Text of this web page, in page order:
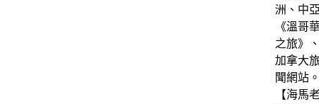
洲、中
《溫哥
之旅》
加拿大
聞網站
【海馬